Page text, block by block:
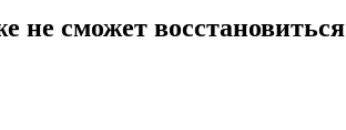
не сможет восстановиться